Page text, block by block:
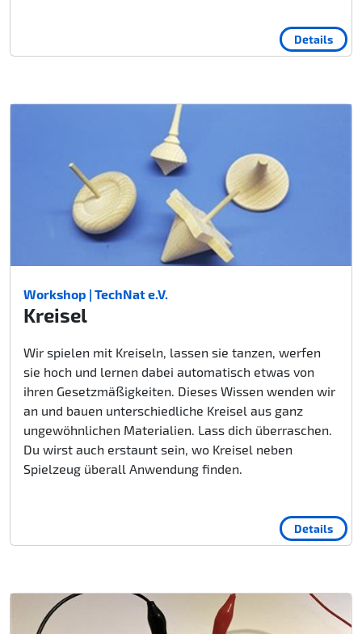
Details
Workshop | TechNat e.V.
Kreisel
Wir spielen mit Kreiseln, lassen sie tanzen, werfen
sie hoch und lernen dabei automatisch etwas von
ihren Gesetzmäßigkeiten. Dieses Wissen wenden wir
an und bauen unterschiedliche Kreisel aus ganz
ungewöhnlichen Materialien. Lass dich überraschen.
Du wirst auch erstaunt sein, wo Kreisel neben
Spielzeug überall Anwendung finden.
Details